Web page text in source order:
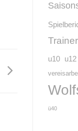
Trainer
u10 u12
ü40